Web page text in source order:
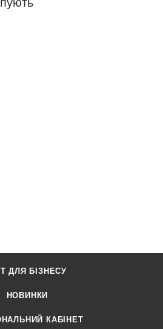
ДЛЯ БІЗНЕСУ
НОВИНКИ
КАБІНЕТ